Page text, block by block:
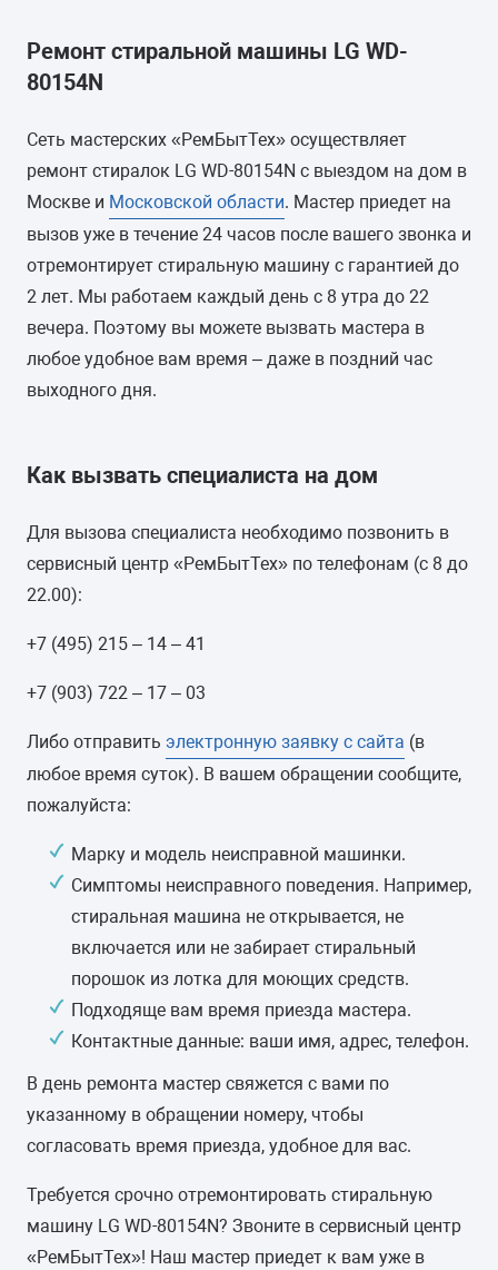
отдельно стоящая
ТИП ЗАГРУЗКИ
фронтальная
ГАБАРИТЫ (ШXГXВ)
-
МАКСИМАЛЬНАЯ ЗАГРУЗКА БЕЛЬЯ
5 кг
УПРАВЛЕНИЕ
ТИП СУШКИ
ДИСПЛЕЙ
ВЕС
-
ПУЗЫРЬКОВАЯ СТИРКА
ПРЯМОЙ ПРИВОД
КЛАСС ЭНЕРГОПОТРЕБЛЕНИЯ
A
ЗАЩИТА ОТ ПРОТЕЧЕК ВОДЫ
частичная (корпус)
Ремонт стиральной машины LG WD-
80154N
Сеть мастерских «РемБытТех» осуществляет
ремонт стиралок LG WD-80154N с выездом на дом в
Москве и Московской области. Мастер приедет на
вызов уже в течение 24 часов после вашего звонка и
отремонтирует стиральную машину с гарантией до
2 лет. Мы работаем каждый день с 8 утра до 22
вечера. Поэтому вы можете вызвать мастера в
любое удобное вам время – даже в поздний час
выходного дня.
Как вызвать специалиста на дом
Для вызова специалиста необходимо позвонить в
сервисный центр «РемБытТех» по телефонам (с 8 до
22.00):
+7 (495) 215 – 14 – 41
+7 (903) 722 – 17 – 03
Либо отправить электронную заявку с сайта (в
любое время суток). В вашем обращении сообщите,
пожалуйста:
Марку и модель неисправной машинки.
Симптомы неисправного поведения. Например,
стиральная машина не открывается, не
включается или не забирает стиральный
порошок из лотка для моющих средств.
Подходяще вам время приезда мастера.
Контактные данные: ваши имя, адрес, телефон.
В день ремонта мастер свяжется с вами по
указанному в обращении номеру, чтобы
согласовать время приезда, удобное для вас.
Требуется срочно отремонтировать стиральную
машину LG WD-80154N? Звоните в сервисный центр
«РемБытТех»! Наш мастер приедет к вам уже в